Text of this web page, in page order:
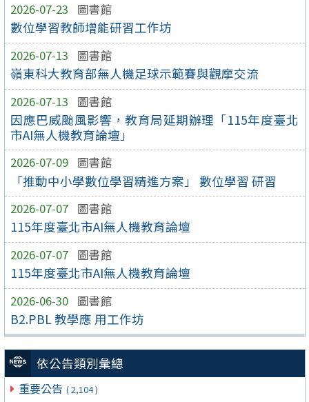
2026-07-23 圖書館
數位學習教師增能研習工作坊
2026-07-13 圖書館
嶺東科大教育部無人機足球示範賽與觀摩交流
2026-07-13 圖書館
因應巴威颱風影響，教育局延期辦理「115年度臺北
市AI無人機教育論壇」
2026-07-09 圖書館
「推動中小學數位學習精進方案」 數位學習 研習
2026-07-07 圖書館
115年度臺北市AI無人機教育論壇
2026-07-07 圖書館
115年度臺北市AI無人機教育論壇
2026-06-30 圖書館
B2.PBL 教學應 用工作坊
依公告類別彙總
重要公告 ( 2,104 )